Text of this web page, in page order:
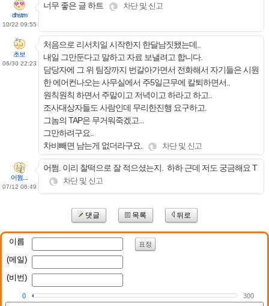
dhstm
10/22 09:55
너무 좋은 글 하트 차단 및 신고
초보
06/30 22:23
처음으로 리서치일 시작한지 한달남짓됐는데..
내일 그만둔다고 말하고 자료 보낼려고 합니다.
담당자에 그 위 팀장까지 번갈아가면서 전화해서 자기들은 시원
한 에어컨나오는 사무실에서 주5일근무에 칼퇴하면서..
원칙원칙 하면서 주말이고 저녁이고 하라고 하고..
조사대상자들도 사람인데 무리한진행 요구하고.
그놈의 TAP은 무거워죽겠고...
그만하려구요..
차비빼면 남는게 없더라구요.
차단 및 신고
어쩜....
07/12 06:49
어쩜. 이리 찰떡으로 잘 적으셨는지. 하하 근데 저도 궁금해요 T
차단 및 신고
댓글 목록 뒤로
이름 표정
(메일)
(비번)
0 300